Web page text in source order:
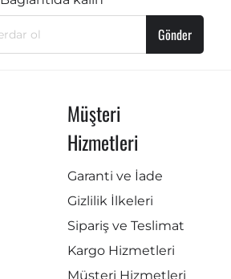
Gönder
Müşteri
Hizmetleri
Garanti ve İade
Gizlilik İlkeleri
Sipariş ve Teslimat
Kargo Hizmetleri
Müşteri Hizmetleri